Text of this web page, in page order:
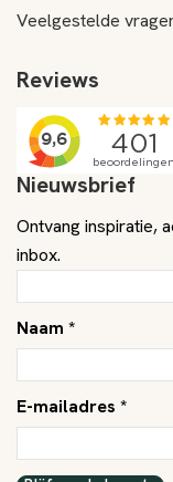
Veelgestelde
Reviews
Nieuwsbrief
Ontvang inspiratie,
inbox.
Naam *
E-mailadres *